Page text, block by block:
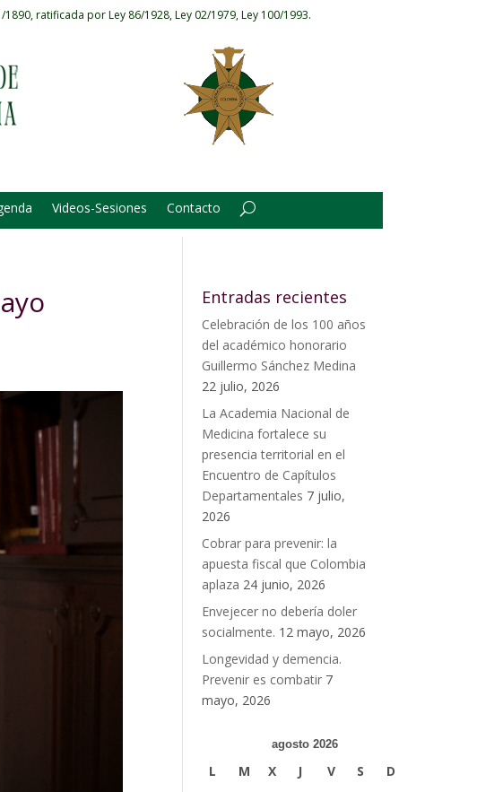
ratificada por Ley 86/1928, Ley 02/1979, Ley 100/1993.
Videos-Sesiones Contacto
Entradas recientes
Celebración de los 100 años
del académico honorario
Guillermo Sánchez Medina
22 julio, 2026
La Academia Nacional de
Medicina fortalece su
presencia territorial en el
Encuentro de Capítulos
Departamentales 7 julio,
2026
Cobrar para prevenir: la
apuesta fiscal que Colombia
aplaza 24 junio, 2026
Envejecer no debería doler
socialmente. 12 mayo, 2026
Longevidad y demencia.
Prevenir es combatir 7
mayo, 2026
agosto 2026
L M X J V S D